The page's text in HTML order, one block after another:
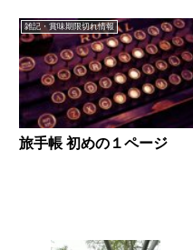
雑記・賞味期限切れ情報
旅手帳 初めの１ページ